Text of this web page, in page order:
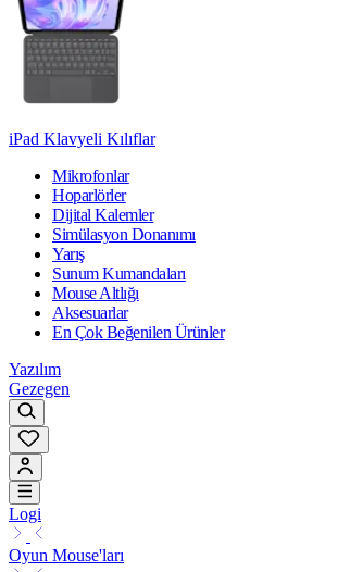
iPad Klavyeli Kılıflar
Mikrofonlar
Hoparlörler
Dijital Kalemler
Simülasyon Donanımı
Yarış
Sunum Kumandaları
Mouse Altlığı
Aksesuarlar
En Çok Beğenilen Ürünler
Yazılım
Gezegen
Logi
Oyun Mouse'ları